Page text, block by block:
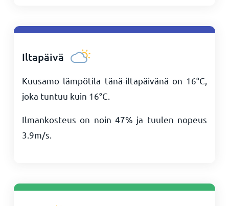
Iltapäivä
Kuusamo lämpötila tänä-iltapäivänä on 16°C
joka tuntuu kuin 16°C
Ilmankosteus on noin 47% ja tuulen nopeus
3.9m/s